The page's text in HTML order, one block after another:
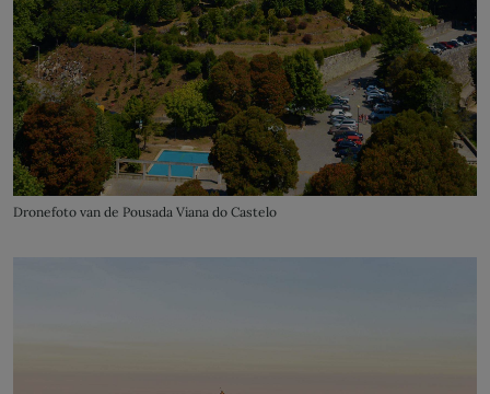
Dronefoto van de Pousada Viana do Castelo